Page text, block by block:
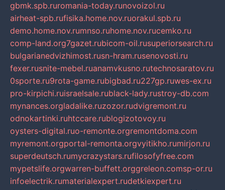
gbmk.spb.ruromania-today.runovoizol.ru
airheat-spb.rufisika.home.nov.ruorakul.spb.ru
demo.home.nov.rumnso.ruhome.nov.rucemko.ru
comp-land.org7gazet.rubicom-oil.rusuperiorsearch.ru
bulgarianedvizhimost.rusn-hram.rusenovosti.ru
fexer.rusnite-mebel.ruanamvkusno.rutechnosaratov.ru
0sporte.ru9rota-game.rubigbad.ru227gp.ruwes-ex.ru
pro-kirpichi.ruisraelsale.rublack-lady.rustroy-db.com
mynances.orgladalike.ruzozor.rudvigremont.ru
odnokartinki.ruhtccare.rublogizotovoy.ru
oysters-digital.ruo-remonte.orgremontdoma.com
myremont.orgportal-remonta.orgvyitikho.rumirjon.ru
superdeutsch.rumycrazystars.rufilosofyfree.com
mypetslife.orgwarren-buffett.orggreleon.comsp-or.ru
infoelectrik.rumaterialexpert.rudetkiexpert.ru